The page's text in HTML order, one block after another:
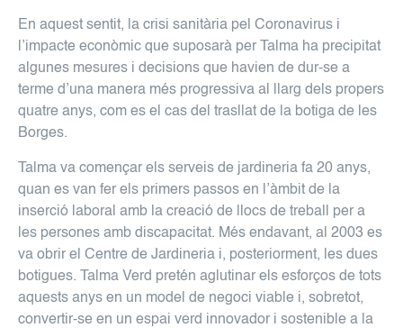
En aquest sentit, la crisi sanitària pel Coronavirus i
l’impacte econòmic que suposarà per Talma ha precipitat
algunes mesures i decisions que havien de dur-se a
terme d’una manera més progressiva al llarg dels propers
quatre anys, com es el cas del trasllat de la botiga de les
Borges.
Talma va començar els serveis de jardineria fa 20 anys,
quan es van fer els primers passos en l’àmbit de la
inserció laboral amb la creació de llocs de treball per a
les persones amb discapacitat. Més endavant, al 2003 es
va obrir el Centre de Jardineria i, posteriorment, les dues
botigues. Talma Verd pretén aglutinar els esforços de tots
aquests anys en un model de negoci viable i, sobretot,
convertir-se en un espai verd innovador i sostenible a la